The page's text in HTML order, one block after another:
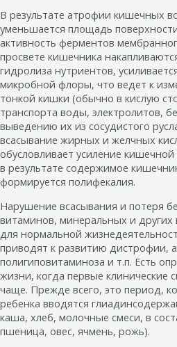
В результате атрофии кишечных
уменьшается площадь
активность ферментов
просвете кишечника
гидролиза нутриентов,
микробной флоры, что ведет к
тонкой кишки (обычно в кислую
транспорта воды, электролитов,
выведению их из сосудистого
всасывание жирных и желчных
обусловливает усиление
в результате содержимое
формируется полифекалия.
Нарушение всасывания и потеря
витаминов, минеральных и
для нормальной
приводят к развитию дистрофии,
полигиповитаминоза и т.п. Есть
жизни, когда первые клинические
чаще. Прежде всего, это период,
ребенка вводятся
каша, хлеб, молочные смеси, в
пшеница, овес, ячмень, рожь).